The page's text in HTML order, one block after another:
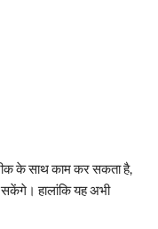
के साथ काम कर सकता है,
हालांकि यह अभी